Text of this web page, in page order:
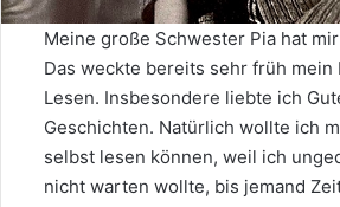
Meine große Schwester Pia hat
Das weckte bereits sehr früh mein
Lesen. Insbesondere liebte ich
Geschichten. Natürlich wollte ich
selbst lesen können, weil ich
nicht warten wollte, bis jemand